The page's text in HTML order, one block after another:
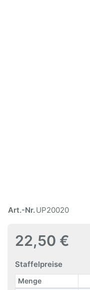
Art.-Nr.UP20020
22,50 €
Staffelpreise
Menge